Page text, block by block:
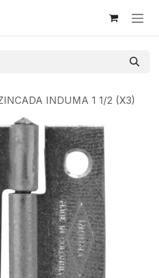
INDUMA 1 1/2 (X3)